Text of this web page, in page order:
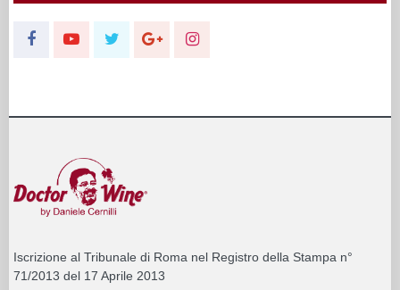
Iscrizione al Tribunale di Roma nel Registro della Stampa n°
71/2013 del 17 Aprile 2013